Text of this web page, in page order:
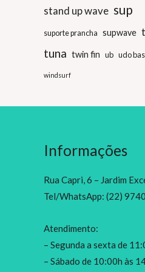
stand up wave sup
suporte prancha supwave
tuna twin fin ub udo
windsurf
Informações
Rua Capri, 6 – Jardim
Tel/WhatsApp: (22)
Atendimento:
– Segunda a sexta de
– Sábado de 10:00h às